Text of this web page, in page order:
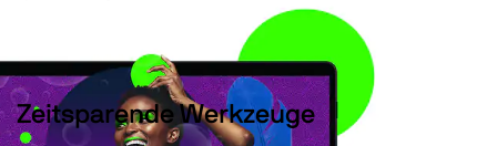
Zeitsparende Werkzeuge